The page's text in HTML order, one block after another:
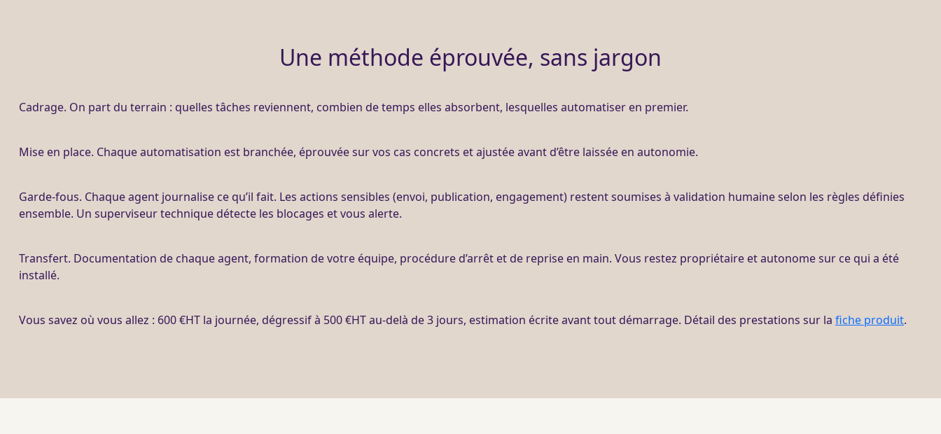
Une méthode éprouvée, sans jargon
Cadrage. On part du terrain : quelles tâches reviennent, combien de temps elles absorbent, lesquelles automatiser en premier.
Mise en place. Chaqueautomatisation est branchée, éprouvée sur vos cas concrets et ajustée avant d’être laissée en autonomie.
Garde-fous. Chaqueagent journalise ce qu’il fait. Les actions sensibles (envoi, publication, engagement) restent soumises à validation humaine selon les règles définies
ensemble. Un superviseur technique détecte les blocages et vous alerte.
Transfert. Documentation de chaqueagent, formation de votre équipe, procédure d’arrêt et de reprise en main. Vous restez propriétaire et autonome sur ce qui a été
installé.
Vous savez où vous allez : 600 €HT la journée, dégressif à 500 €HTau-delà de 3 jours, estimation écrite avant tout démarrage. Détail des prestations sur la fiche produit.